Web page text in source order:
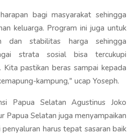
bagi masyarakat sehingga
keluarga. Program ini juga untuk
dan stabilitas harga sehingga
strata sosial bisa tercukupi
Kita pastikan beras sampai kepada
kampung," ucap Yoseph.
Papua Selatan Agustinus Joko
Papua Selatan juga menyampaikan
harus tepat sasaran baik